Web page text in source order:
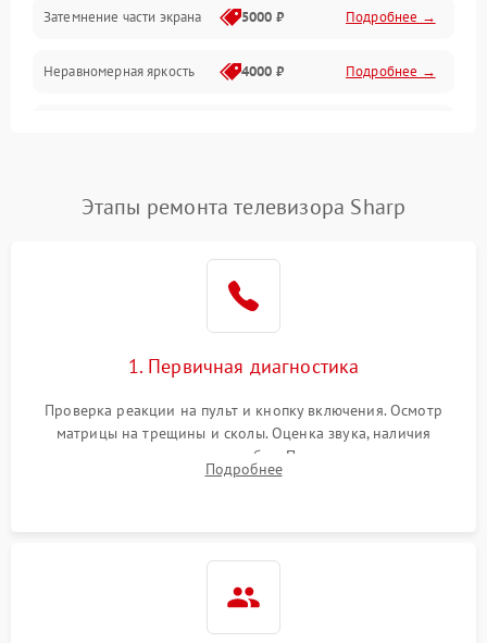
Механические повреждения
Программное обеспечение
Сеть и подключения
Затемнение части экрана 5000 ₽ Подробнее →
Неравномерная яркость 4000 ₽ Подробнее →
Этапы ремонта телевизора Sharp
1. Первичная диагностика
Проверка реакции на пульт и кнопку включения. Осмотр
матрицы на трещины и сколы. Оценка звука, наличия
подсветки и индикаторов ошибок. Подключение тестовых
источников сигнала для выявления симптомов поломки.
Подробнее